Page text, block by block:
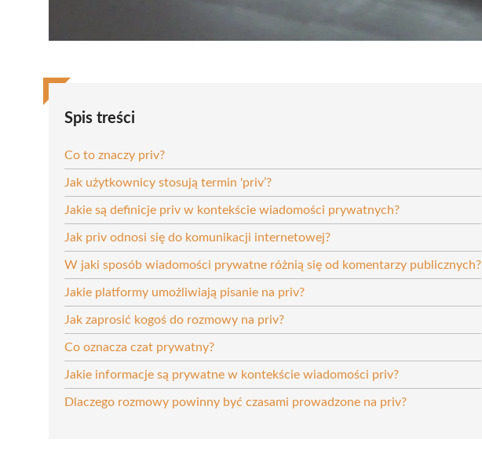
Spis treści
Co to znaczy priv?
Jak użytkownicy stosują termin 'priv’?
Jakie są definicje priv w kontekście wiadomości prywatnych?
Jak priv odnosi się do komunikacji internetowej?
W jaki sposób wiadomości prywatne różnią się od komentarzy publicznych?
Jakie platformy umożliwiają pisanie na priv?
Jak zaprosić kogoś do rozmowy na priv?
Co oznacza czat prywatny?
Jakie informacje są prywatne w kontekście wiadomości priv?
Dlaczego rozmowy powinny być czasami prowadzone na priv?